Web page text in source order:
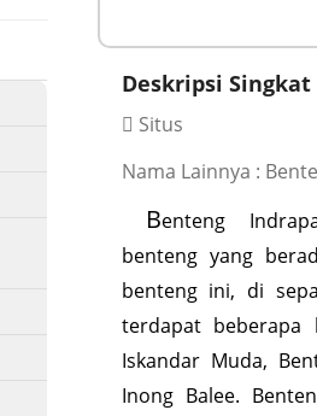
Deskripsi Singkat
Situs
Nama Lainnya :
Benteng
benteng yang
benteng ini, di
terdapat beberapa
Iskandar Muda,
Inong Balee.